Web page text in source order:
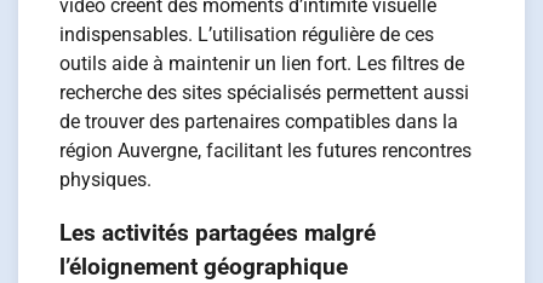
vidéo créent des moments d’intimité visuelle
indispensables. L’utilisation régulière de ces
outils aide à maintenir un lien fort. Les filtres de
recherche des sites spécialisés permettent aussi
de trouver des partenaires compatibles dans la
région Auvergne, facilitant les futures rencontres
physiques.
Les activités partagées malgré
l’éloignement géographique